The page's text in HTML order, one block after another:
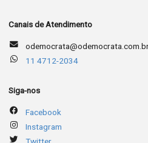
Canais de Atendimento
11 4712-2034
Siga-nos
Facebook
Instagram